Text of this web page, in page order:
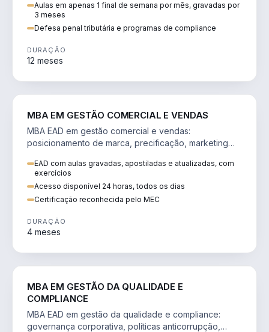
Aulas em apenas 1 final de semana por mês, gravadas por
3 meses
Defesa penal tributária e programas de compliance
DURAÇÃO
12 meses
MBA EM GESTÃO COMERCIAL E VENDAS
MBA EAD em gestão comercial e vendas:
posicionamento de marca, precificação, marketing
EAD com aulas gravadas, apostiladas e atualizadas, com
exercícios
Acesso disponível 24 horas, todos os dias
Certificação reconhecida pelo MEC
DURAÇÃO
4 meses
MBA EM GESTÃO DA QUALIDADE E
COMPLIANCE
MBA EAD em gestão da qualidade e compliance:
governança corporativa, políticas anticorrupção,